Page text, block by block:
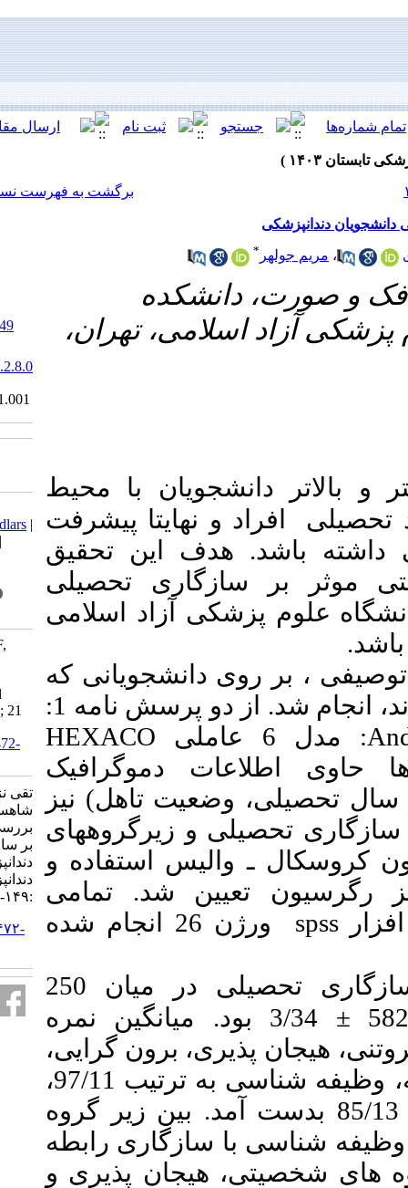
تهران،
با محیط
نهایتا پیشرفت
هدف این تحقیق
تحصیلی
آزاد اسلامی
که
به صورت تصادفی انتخاب شدند، انجام شد. از دو پرسش نامه 1:
HEXACO
دموگرافیک
تاهل) نیز
و زیرگروه­های
استفاده و
شد. تمامی
ورژن 26 انجام شده
میانگین نمره سازگاری تحصیلی در میان 250
بود. میانگین نمره
برون گرایی،
خوشایندی، گشودگی به تجربه، وظیفه شناسی به ترتیب 97/11،
13، 85/13 بدست آمد. بین زیر گروه
سازگاری رابطه
هیجان پذیری و
‎ 10.61186/jrds.21.2.149
20.1001.1.20084676.1403.21.2.8.0
IR.IAU.DENTAL.REC.1401.001
Download citation:
BibTeX|RIS |EndNote |Medlars
Reference Manager
RefWorks
Send citation to:
Mendeley
Zotero
RefWorks
Jolehar M. Investigating
personality traits affecting the
academic adjustment of dental
students. J Res Dent Sci 2024; 21
(2) :149-156
URL:
http://jrds.ir/article-1-1472-
تقی نژاد سوین السادات،
شاهسواری فاطمه، جولهر مریم.
بررسی ویژگی های شخصیتی موثر
بر سازگاری تحصیلی دانشجویان
دندانپزشکی. مجله تحقیق در علوم
:۱۴۹-۱۵۶
URL:
http://jrds.ir/article-۱-۱۴۷۲-